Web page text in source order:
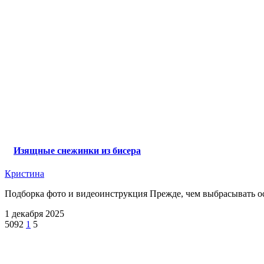
Изящные снежинки из бисера
Кристина
Подборка фото и видеоинструкция Прежде, чем выбрасывать
1 декабря 2025
5092 1 5